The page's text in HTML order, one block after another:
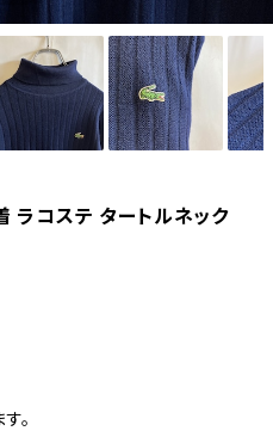
ラコステ タートルネック
。